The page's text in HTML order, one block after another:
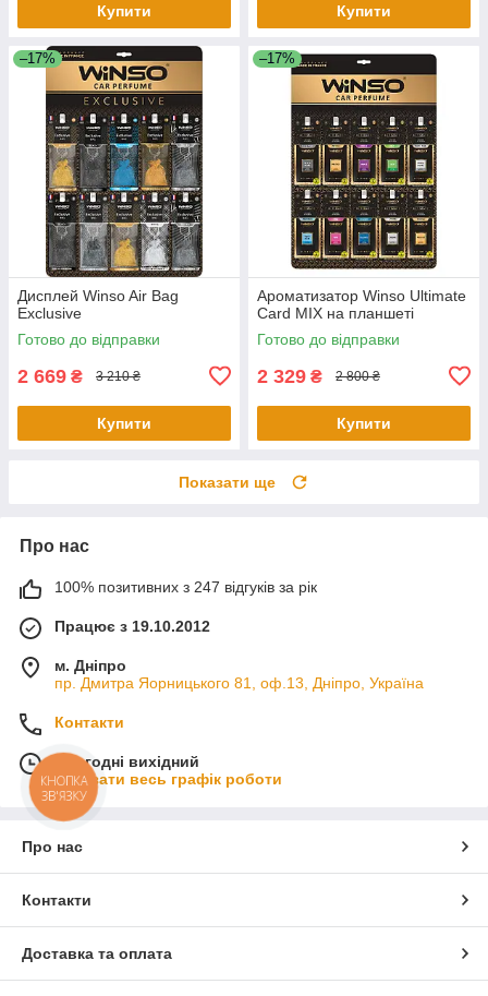
Купити Купити
–17%
Дисплей Winso Air Bag
Exclusive
Готово до відправки
2 669 ₴ 3 210 ₴
Купити
–17%
Ароматизатор Winso Ultimate
Card MIX на планшеті
Готово до відправки
2 329 ₴ 2 800 ₴
Купити
Показати ще
Про нас
100% позитивних з 247 відгуків за рік
Працює з 19.10.2012
м. Дніпро
пр. Дмитра Яорницького 81, оф.13, Дніпро, Україна
Контакти
Сьогодні вихідний
Показати весь графік роботи
Про нас
Контакти
Доставка та оплата
КНОПКА
ЗВ'ЯЗКУ